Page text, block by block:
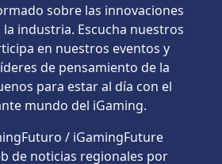
sobre las innovaciones
industria. Escucha nuestros
en nuestros eventos y
de pensamiento de la
para estar al día con el
mundo del iGaming.
/ iGamingFuture
de noticias regionales por